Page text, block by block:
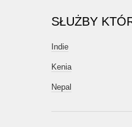
SŁUŻBY
Indie
Kenia
Nepal